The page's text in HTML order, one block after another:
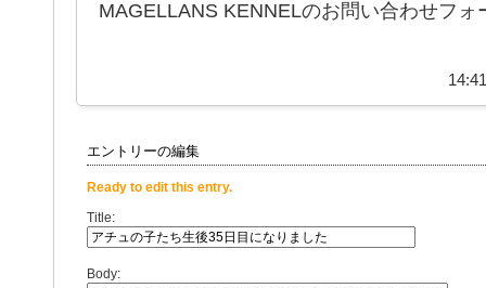
MAGELLANS KENNELのお問い合わせフ
エントリーの編集
Ready to edit this entry.
Title:
Body: